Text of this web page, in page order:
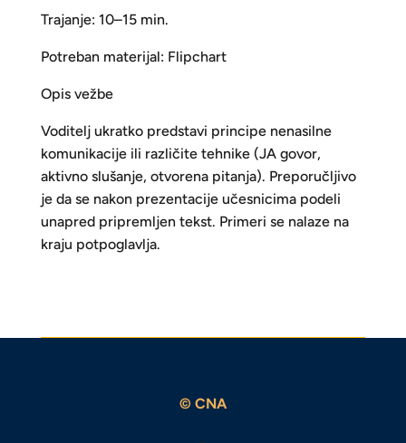
Trajanje: 10–15 min.
Potreban materijal: Flipchart
Opis vežbe
Voditelj ukratko predstavi principe nenasilne
komunikacije ili različite tehnike (JA govor,
aktivno slušanje, otvorena pitanja). Preporučljivo
je da se nakon prezentacije učesnicima podeli
unapred pripremljen tekst. Primeri se nalaze na
kraju potpoglavlja.
© CNA